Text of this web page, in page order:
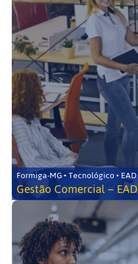
Formiga-MG • Tecnológico • EAD
Gestão Comercial – EAD